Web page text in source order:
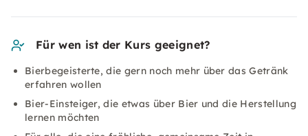
Für wen ist der Kurs geeignet?
Bierbegeisterte, die gern noch mehr über das Getränk
erfahren wollen
Bier-Einsteiger, die etwas über Bier und die Herstellung
lernen möchten